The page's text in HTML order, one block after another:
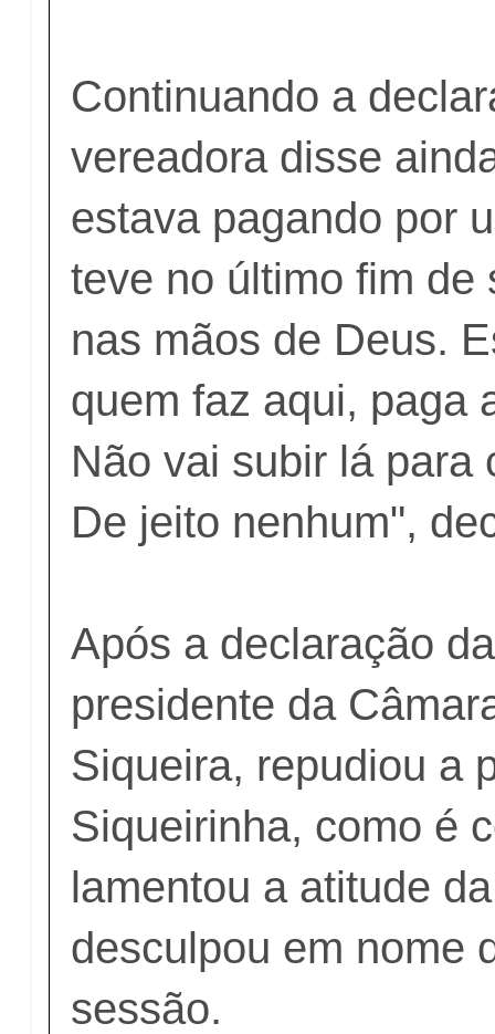
Continuando a
vereadora disse
estava pagando por
teve no último fim de
nas mãos de Deus.
quem faz aqui, paga
Não vai subir lá para
De jeito nenhum",
Após a declaração
presidente da
Siqueira, repudiou a
Siqueirinha, como é
lamentou a atitude
desculpou em nome
sessão.